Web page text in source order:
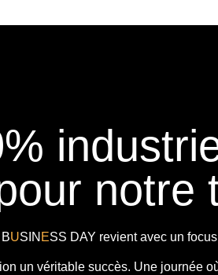
notre
USIN ESS DAY revient avec un
un véritable succès. Une journée